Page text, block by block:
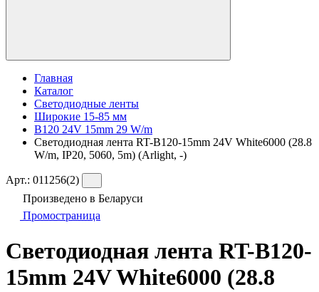
Главная
Каталог
Светодиодные ленты
Широкие 15-85 мм
B120 24V 15mm 29 W/m
Светодиодная лента RT-B120-15mm 24V White6000 (28.8
W/m, IP20, 5060, 5m) (Arlight, -)
Арт.: 011256(2)
Произведено в Беларуси
Промостраница
Светодиодная лента RT-B120-
15mm 24V White6000 (28.8